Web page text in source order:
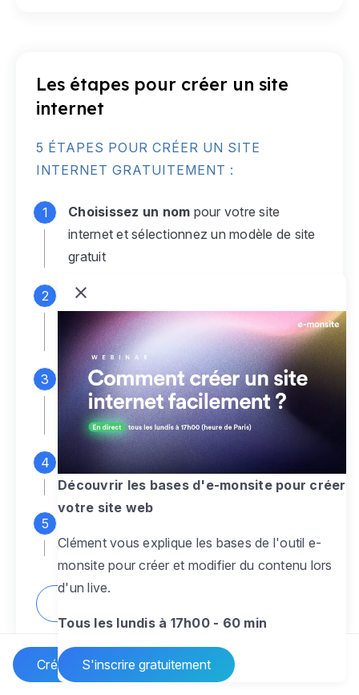
Créer un site Internet
Les étapes pour créer un site
internet
5 ÉTAPES POUR CRÉER UN SITE
INTERNET GRATUITEMENT :
Choisissez un nom pour votre site
internet et sélectionnez un modèle de site
gratuit
Connectez-vous
monsite gratuit pour accéder à votre
espace d'administration
Personnalisez entièrement le
designpour créer un site web sur-mesure,
à votre image
Ajoutez des pagessans limite pour
présenter votre activité, votre passion
pour rendre votre site dynamique
Découvrir les bases d'e-monsite pour créer
votre site web
Clément vous explique les bases de l'outil e-
monsite pour créer et modifier du contenu lors
d'un live.
Tous les lundis à 17h00 - 60 min
S'inscrire gratuitement